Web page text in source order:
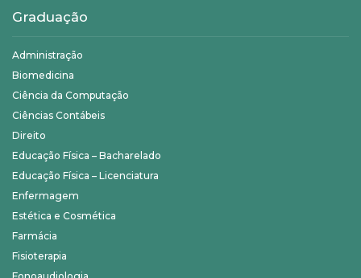
Graduação
Administração
Biomedicina
Ciência da Computação
Ciências Contábeis
Direito
Educação Física – Bacharelado
Educação Física – Licenciatura
Enfermagem
Estética e Cosmética
Farmácia
Fisioterapia